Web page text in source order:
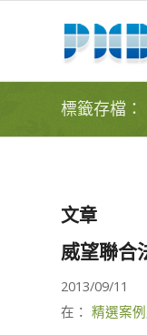
標籤存檔
文章
威望聯合
2013/09/11
在： 精選案例